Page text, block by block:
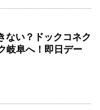
ない？ドックコネク
岐阜へ！即日デー